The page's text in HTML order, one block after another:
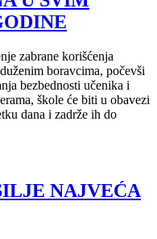
zabrane korišćenja
boravcima, počevši
bezbednosti učenika i
škole će biti u obavezi
dana i zadrže ih do
NAJVEĆA